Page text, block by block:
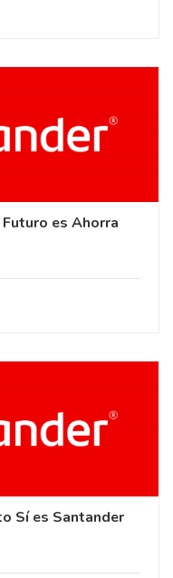
es Ahorra
Sí es Santander